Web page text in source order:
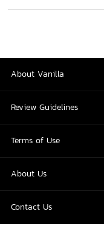
About Vanilla
Review Guidelines
Terms of Use
About Us
Contact Us